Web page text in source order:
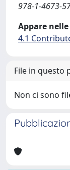
978-1-4673-
Appare
4.1
File in questo
Non ci sono